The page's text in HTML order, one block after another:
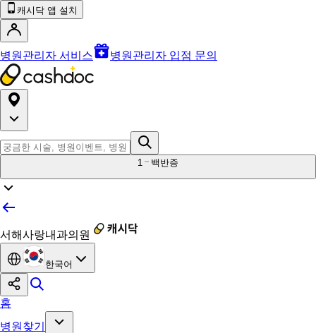
캐시닥 앱 설치
병원관리자 서비스 병원관리자 입점 문의
1 백반증
서해사랑내과의원
한국어
홈
병원찾기